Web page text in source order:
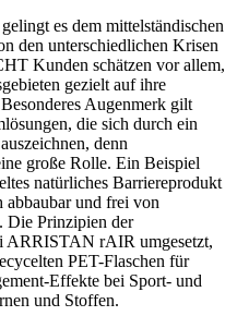
es dem mittelständischen
den unterschiedlichen Krisen
Kunden schätzen vor allem,
gezielt auf ihre
Augenmerk gilt
die sich durch ein
denn
große Rolle. Ein Beispiel
natürliches Barriereprodukt
abbaubar und frei von
Die Prinzipien der
ARRISTAN rAIR umgesetzt,
PET-Flaschen für
Effekte bei Sport- und
und Stoffen.